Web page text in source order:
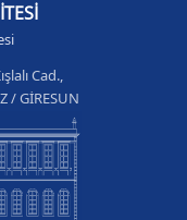
Cad.,
/ GİRESUN